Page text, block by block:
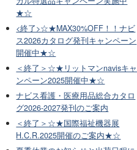
★☆
<終了>☆★MAX30%OFF！！ナビ
ス2026カタログ発刊キャンペーン
開催中★☆
＜終了＞☆★リットマンnavisキャ
ンペーン2025開催中★☆
ナビス看護・医療用品総合カタロ
グ2026-2027発刊のご案内
＜終了＞☆★国際福祉機器展
H.C.R.2025開催のご案内★☆